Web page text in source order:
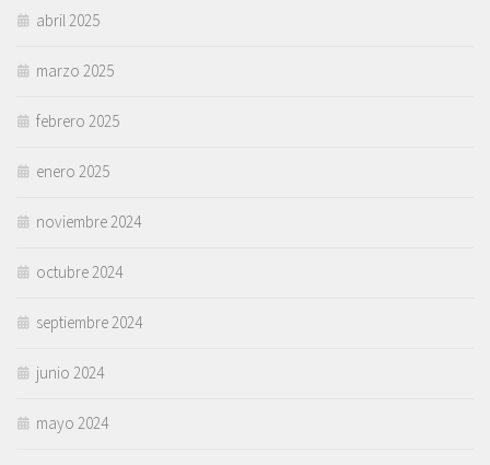
abril 2025
marzo 2025
febrero 2025
enero 2025
noviembre 2024
octubre 2024
septiembre 2024
junio 2024
mayo 2024